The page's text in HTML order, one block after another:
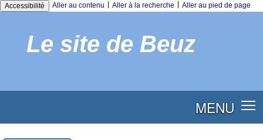
Accessibilité Aller au contenu Aller à la recherche Aller au pied de page
Le site de Beuz
MENU